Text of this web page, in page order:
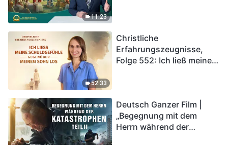
11:23
52:33
Christliche
Erfahrungszeugnisse,
Folge 552: Ich ließ meine
Deutsch Ganzer Film |
„Begegnung mit dem
Herrn während der